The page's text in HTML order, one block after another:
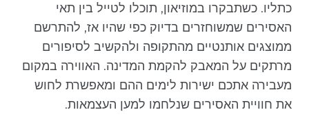
כתליו. כשתבקרו במוזיאון, תוכלו לטייל בין תאי
האסירים שמשוחזרים בדיוק כפי שהיו אז, להתרשם
ממוצגים אותנטיים מהתקופה ולהקשיב לסיפורים
מרתקים על המאבק להקמת המדינה. האווירה במקום
מעבירה אתכם ישירות לימים ההם ומאפשרת לחוש
את חוויית האסירים שנלחמו למען העצמאות.